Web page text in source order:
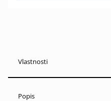
Vlastnosti
Popis